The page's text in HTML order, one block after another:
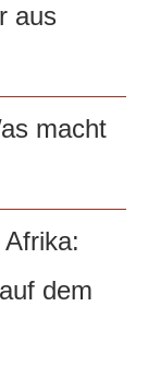
aus
macht
dem